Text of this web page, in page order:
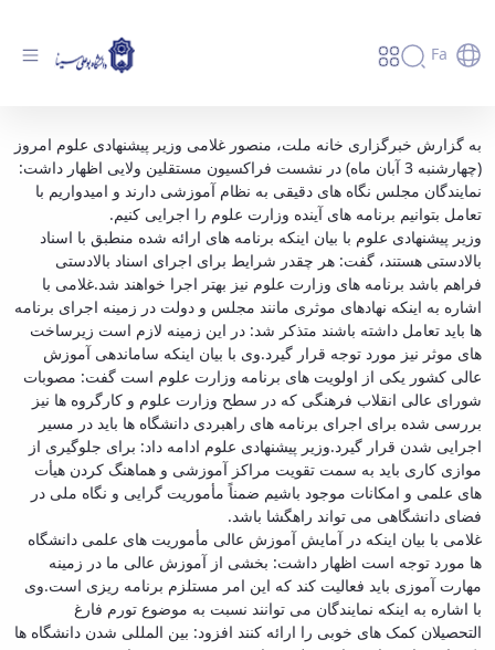
Fa
حضور دکتر غلامی در جلسه فراکسیون مستقلین
ولایی - دانشگاه بوعلی سینا همدان
به گزارش خبرگزاری خانه ملت، منصور غلامی وزیر پیشنهادی علوم امروز
(چهارشنبه 3 آبان ماه) در نشست فراکسیون مستقلین ولایی اظهار داشت:
نمایندگان مجلس نگاه های دقیقی به نظام آموزشی دارند و امیدواریم با
تعامل بتوانیم برنامه های آینده وزارت علوم را اجرایی کنیم.
وزیر پیشنهادی علوم با بیان اینکه برنامه های ارائه شده منطبق با اسناد
بالادستی هستند، گفت: هر چقدر شرایط برای اجرای اسناد بالادستی
فراهم باشد برنامه های وزارت علوم نیز بهتر اجرا خواهند شد.غلامی با
اشاره به اینکه نهادهای موثری مانند مجلس و دولت در زمینه اجرای برنامه
ها باید تعامل داشته باشند متذکر شد: در این زمینه لازم است زیرساخت
های موثر نیز مورد توجه قرار گیرد.وی با بیان اینکه ساماندهی آموزش
عالی کشور یکی از اولویت های برنامه وزارت علوم است گفت: مصوبات
شورای عالی انقلاب فرهنگی که در سطح وزارت علوم و کارگروه ها نیز
بررسی شده برای اجرای برنامه های راهبردی دانشگاه ها باید در مسیر
اجرایی شدن قرار گیرد.وزیر پیشنهادی علوم ادامه داد: برای جلوگیری از
موازی کاری باید به سمت تقویت مراکز آموزشی و هماهنگ کردن هیأت
های علمی و امکانات موجود باشیم ضمناً مأموریت گرایی و نگاه ملی در
فضای دانشگاهی می تواند راهگشا باشد.
غلامی با بیان اینکه در آمایش آموزش عالی مأموریت های علمی دانشگاه
ها مورد توجه است اظهار داشت: بخشی از آموزش عالی ما در زمینه
مهارت آموزی باید فعالیت کند که این امر مستلزم برنامه ریزی است.وی
با اشاره به اینکه نمایندگان می توانند نسبت به موضوع تورم فارغ
التحصیلان کمک های خوبی را ارائه کنند افزود: بین المللی شدن دانشگاه ها